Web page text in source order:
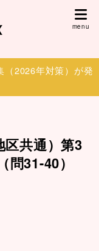
（2026年対策）が発
区共通）第3
31-40）